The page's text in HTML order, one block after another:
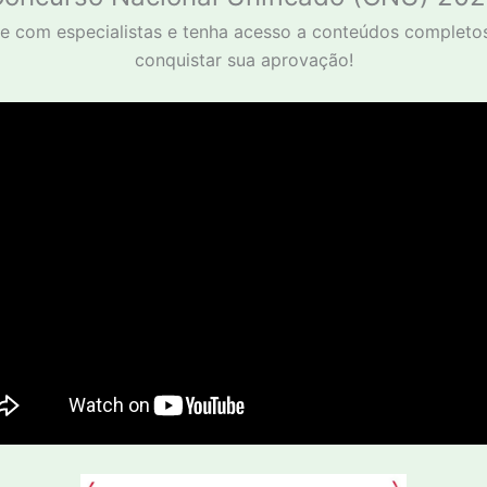
com especialistas e tenha acesso a conteúdos
conquistar sua aprovação!